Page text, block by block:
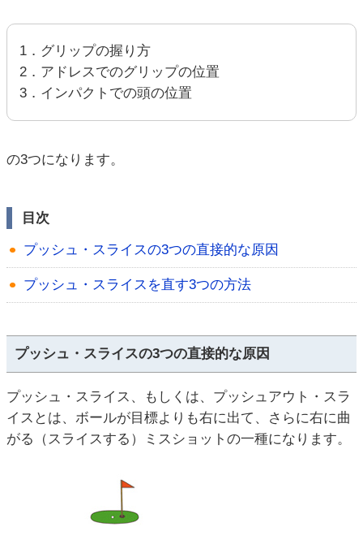
1．グリップの握り方
2．アドレスでのグリップの位置
3．インパクトでの頭の位置
の3つになります。
目次
プッシュ・スライスの3つの直接的な原因
プッシュ・スライスを直す3つの方法
プッシュ・スライスの3つの直接的な原因
プッシュ・スライス、もしくは、プッシュアウト・スラ
イスとは、ボールが目標よりも右に出て、さらに右に曲
がる（スライスする）ミスショットの一種になります。